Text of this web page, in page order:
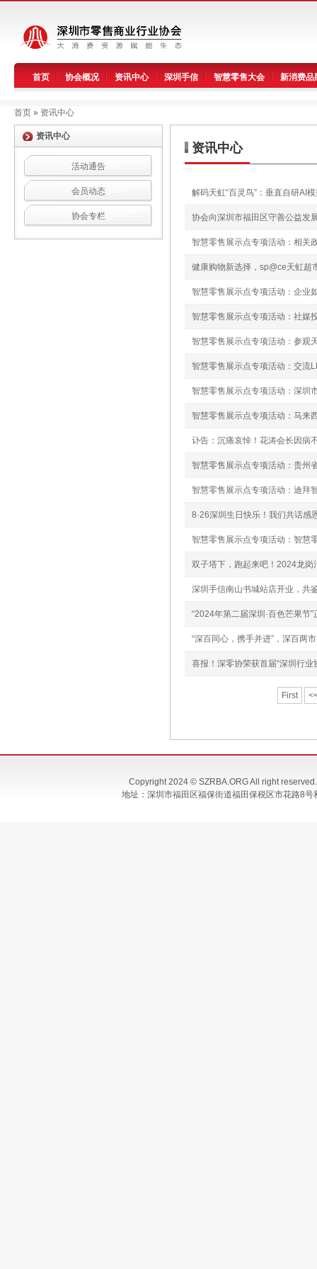
首页 协会概况 资讯中心 深圳手信 智慧零售大会 新消费品
首页 » 资讯中心
资讯中心
活动通告
会员动态
协会专栏
资讯中心
解码天虹“百灵鸟”：垂直自研AI
协会向深圳市福田区守善公益发
智慧零售展示点专项活动：相关
健康购物新选择，sp@ce天虹超
智慧零售展示点专项活动：企业
智慧零售展示点专项活动：社媒
智慧零售展示点专项活动：参观
智慧零售展示点专项活动：交流
智慧零售展示点专项活动：深圳
智慧零售展示点专项活动：马来
讣告：沉痛哀悼！花涛会长因病
智慧零售展示点专项活动：贵州
智慧零售展示点专项活动：迪拜
8·26深圳生日快乐！我们共话感
智慧零售展示点专项活动：智
双子塔下，跑起来吧！2024龙岗
深圳手信南山书城站店开业，共
“2024年第二届深圳·百色芒果节”
“深百同心，携手并进”，深百两
喜报！深零协荣获首届“深圳行业
First
Copyright 2024 © SZRBA.ORG All right
地址：深圳市福田区福保街道福田保税区市花路8